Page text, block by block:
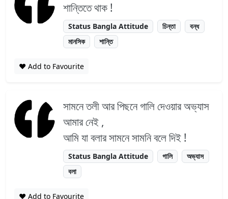
শান্তিতে থাক !
Status Bangla Attitude চিন্তা
বন্ধ
মানসিক
শান্তি
❤️ Add to Favourite
সামনে তলী আর পিছনে গালি দেওয়ার অভ্যাস
আমার নেই ,
আমি যা বলার সামনে সামনি বলে দিই !
Status Bangla Attitude গালি
অভ্যাস
বলা
❤️ Add to Favourite